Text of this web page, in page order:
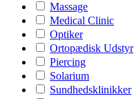
Massage
Medical Clinic
Optiker
Ortopædisk Udstyr
Piercing
Solarium
Sundhedsklinikker